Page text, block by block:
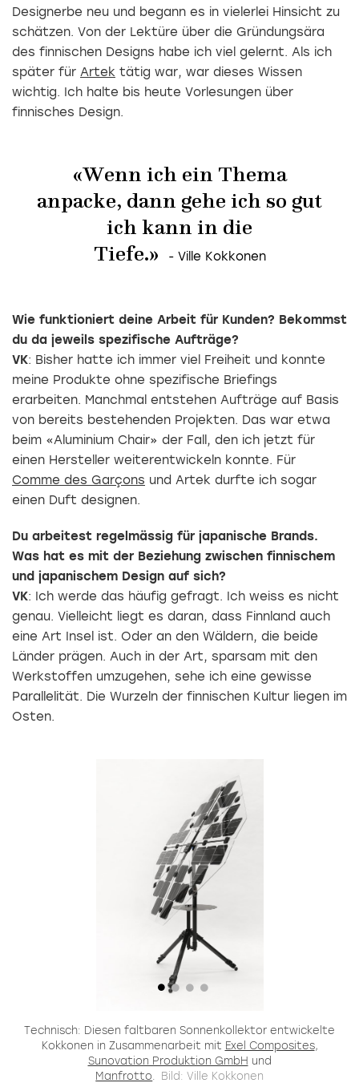
Designerbe neu und begann es in vielerlei Hinsicht zu
schätzen. Von der Lektüre über die Gründungsära
des finnischen Designs habe ich viel gelernt. Als ich
später für Artek tätig war, war dieses Wissen
wichtig. Ich halte bis heute Vorlesungen über
finnisches Design.
«Wenn ich ein Thema
anpacke, dann gehe ich so gut
ich kann in die
Tiefe.»
Wie funktioniert deine Arbeit für Kunden? Bekommst
du da jeweils spezifische Aufträge?
VK: Bisher hatte ich immer viel Freiheit und konnte
meine Produkte ohne spezifische Briefings
erarbeiten. Manchmal entstehen Aufträge auf Basis
von bereits bestehenden Projekten. Das war etwa
beim «Aluminium Chair» der Fall, den ich jetzt für
einen Hersteller weiterentwickeln konnte. Für
Comme des Garçons und Artek durfte ich sogar
einen Duft designen.
Du arbeitest regelmässig für japanische Brands.
Was hat es mit der Beziehung zwischen finnischem
und japanischem Design auf sich?
VK: Ich werde das häufig gefragt. Ich weiss es nicht
genau. Vielleicht liegt es daran, dass Finnland auch
eine Art Insel ist. Oder an den Wäldern, die beide
Länder prägen. Auch in der Art, sparsam mit den
Werkstoffen umzugehen, sehe ich eine gewisse
Parallelität. Die Wurzeln der finnischen Kultur liegen im
Osten.
Technisch: Diesen faltbaren Sonnenkollektor entwickelte
Kokkonen in Zusammenarbeit mit Exel Composites,
Sunovation Produktion GmbH und
Manfrotto
Bild: Ville Kokkonen